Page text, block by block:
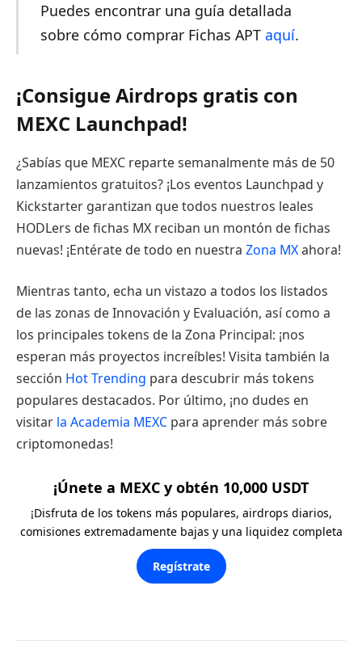
Puedes encontrar una guía detallada
sobre cómo comprar Fichas APT aquí.
¡Consigue Airdrops gratis con
MEXC Launchpad!
¿Sabías que MEXC reparte semanalmente más de 50
lanzamientos gratuitos? ¡Los eventos Launchpad y
Kickstarter garantizan que todos nuestros leales
HODLers de fichas MX reciban un montón de fichas
nuevas! ¡Entérate de todo en nuestra Zona MXahora!
Mientras tanto, echa un vistazo a todos los listados
de las zonas de Innovación y Evaluación, así como a
los principales tokens de la Zona Principal: ¡nos
esperan más proyectos increíbles! Visita también la
sección Hot Trending para descubrir más tokens
populares destacados. Por último, ¡no dudes en
visitar la Academia MEXC para aprender más sobre
criptomonedas!
¡Únete a MEXC y obtén 10,000 USDT
¡Disfruta de los tokens más populares, airdrops diarios,
comisiones extremadamente bajas y una liquidez completa
Regístrate